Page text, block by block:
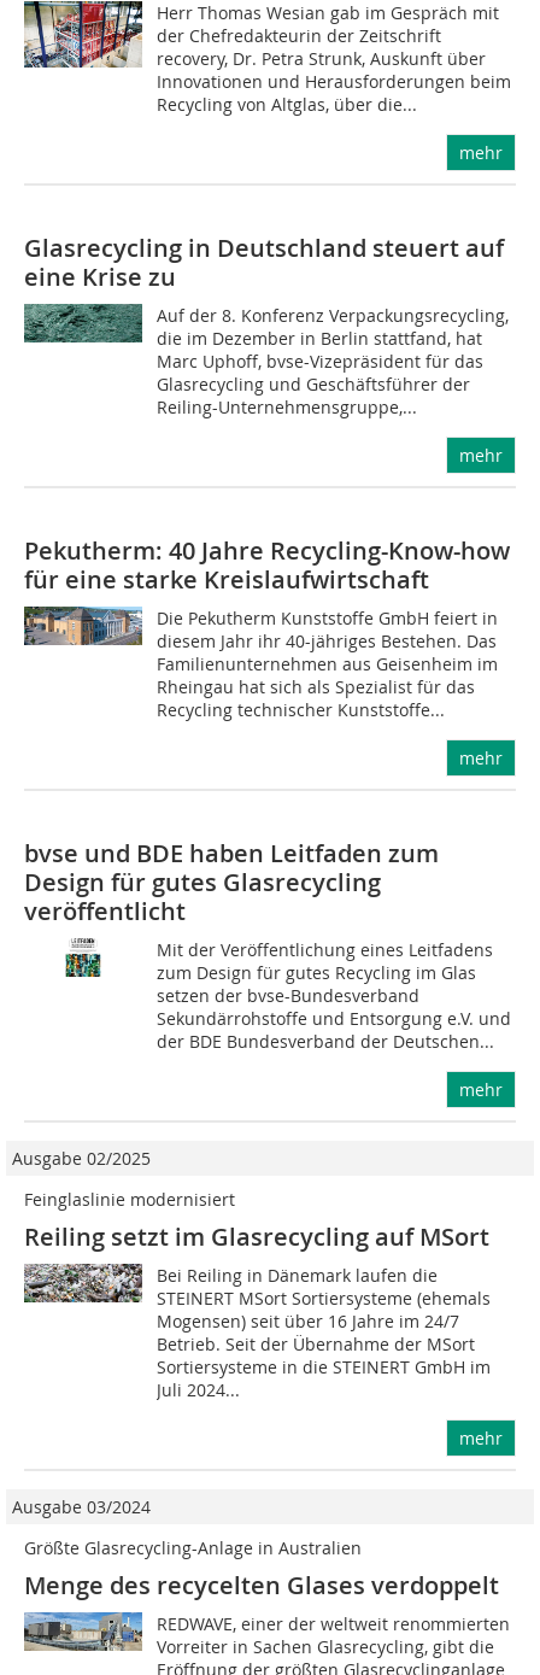
Herr Thomas Wesian gab im Gespräch mit
der Chefredakteurin der Zeitschrift
recovery, Dr. Petra Strunk, Auskunft über
Innovationen und Herausforderungen beim
Recycling von Altglas, über die...
mehr
Glasrecycling in Deutschland steuert auf
eine Krise zu
Auf der 8. Konferenz Verpackungsrecycling,
die im Dezember in Berlin stattfand, hat
Marc Uphoff, bvse-Vizepräsident für das
Glasrecycling und Geschäftsführer der
Reiling-Unternehmensgruppe,...
mehr
Pekutherm: 40 Jahre Recycling-Know-how
für eine starke Kreislaufwirtschaft
Die Pekutherm Kunststoffe GmbH feiert in
diesem Jahr ihr 40-jähriges Bestehen. Das
Familienunternehmen aus Geisenheim im
Rheingau hat sich als Spezialist für das
Recycling technischer Kunststoffe...
mehr
bvse und BDE haben Leitfaden zum
Design für gutes Glasrecycling
veröffentlicht
Mit der Veröffentlichung eines Leitfadens
zum Design für gutes Recycling im Glas
setzen der bvse-Bundesverband
Sekundärrohstoffe und Entsorgung e.V. und
der BDE Bundesverband der Deutschen...
mehr
Ausgabe 02/2025
Feinglaslinie modernisiert
Reiling setzt im Glasrecycling auf MSort
Bei Reiling in Dänemark laufen die
STEINERT MSort Sortiersysteme (ehemals
Mogensen) seit über 16 Jahre im 24/7
Betrieb. Seit der Übernahme der MSort
Sortiersysteme in die STEINERT GmbH im
Juli 2024...
mehr
Ausgabe 03/2024
Größte Glasrecycling-Anlage in Australien
Menge des recycelten Glases verdoppelt
REDWAVE, einer der weltweit renommierten
Vorreiter in Sachen Glasrecycling, gibt die
Eröffnung der größten Glasrecyclinganlage